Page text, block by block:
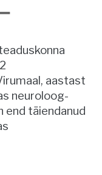
aastast
neuroloog-
end täiendanud